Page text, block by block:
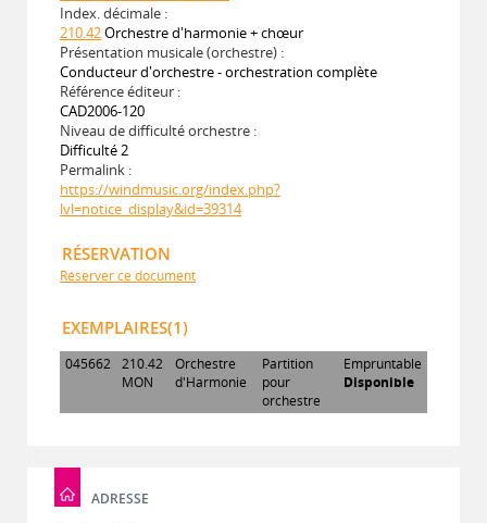
Index. décimale :
210.42Orchestre d'harmonie + chœur
Présentation musicale (orchestre) :
Conducteur d'orchestre - orchestration complète
Référence éditeur :
CAD2006-120
Niveau de difficulté orchestre :
Difficulté 2
Permalink :
https://windmusic.org/index.php?
lvl=notice_display&id=39314
RÉSERVATION
Réserver ce document
EXEMPLAIRES(1)
045662 210.42
MON
Orchestre
d'Harmonie
Partition
pour
orchestre
Empruntable
Disponible
ADRESSE